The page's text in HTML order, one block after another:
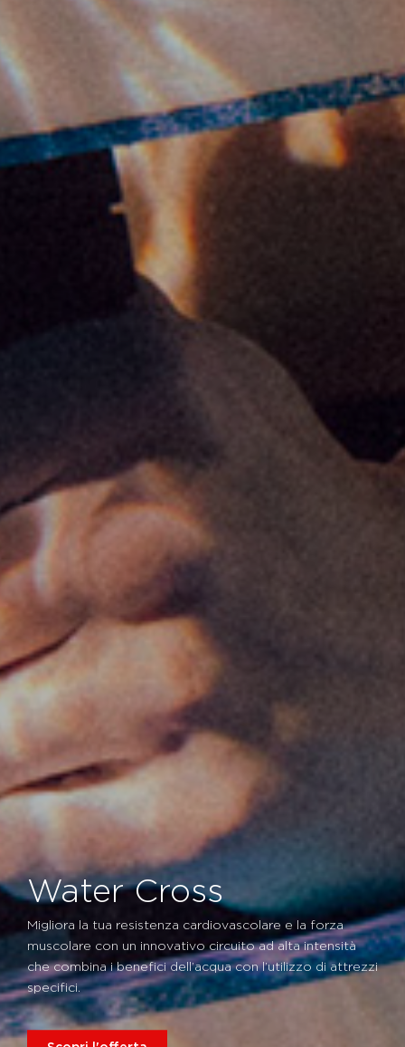
Water Cross
Migliora la tua resistenza cardiovascolare e la forza
muscolare con un innovativo circuito ad alta intensità
che combina i benefici dell’acqua con l’utilizzo di attrezzi
specifici.